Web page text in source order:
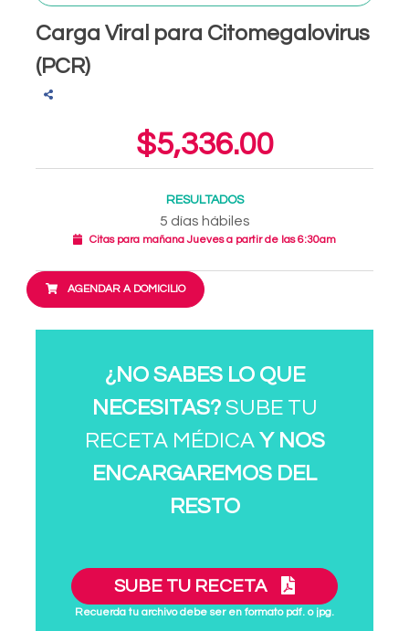
Carga Viral para Citomegalovirus
(PCR)
$5,336.00
RESULTADOS
5 días hábiles
Citas para mañana Jueves a partir de las 6:30am
AGENDAR A DOMICILIO
¿NO SABES LO QUE
NECESITAS?SUBE TU
RECETA MÉDICA Y NOS
ENCARGAREMOS DEL
RESTO
SUBE TU RECETA
Recuerda tu archivo debe ser en formato pdf. o jpg.